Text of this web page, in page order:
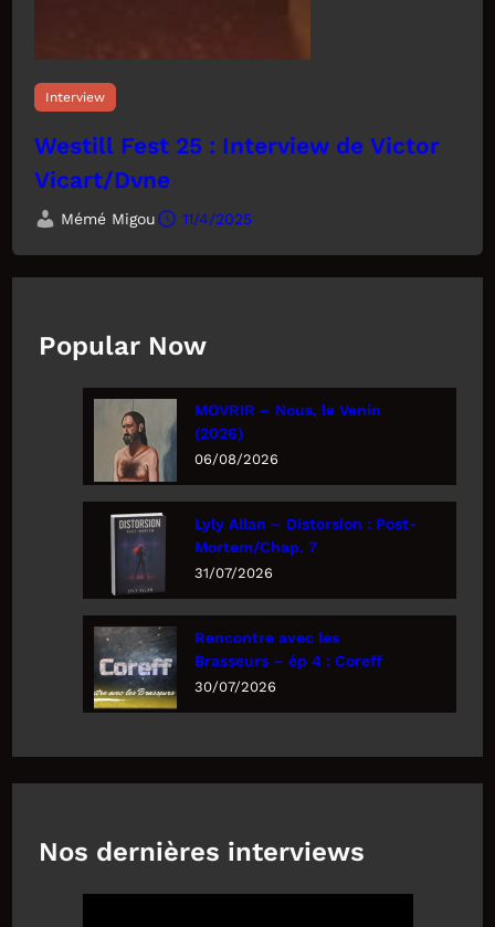
Interview
Westill Fest 25 : Interview de Victor
Vicart/Dvne
Mémé Migou 11/4/2025
Popular Now
MOVRIR – Nous, le Venin
(2026)
06/08/2026
Lyly Allan – Distorsion : Post-
Mortem/Chap. 7
31/07/2026
Rencontre avec les
Brasseurs – ép 4 : Coreff
30/07/2026
Nos dernières interviews